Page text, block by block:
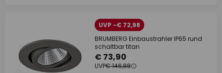
UVP -€ 72,98
BRUMBERG Einbaustrahler IP65 rund
schaltbar titan
€ 73,90
UVP€ 146,88